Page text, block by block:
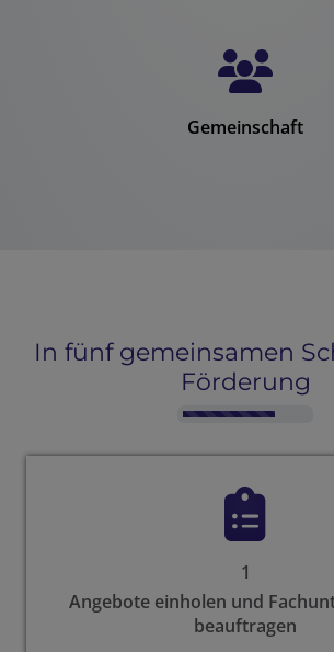
Gemeinschaft
In fünf gemeinsamen
Förderung
1
Angebote einholen und
beauftragen